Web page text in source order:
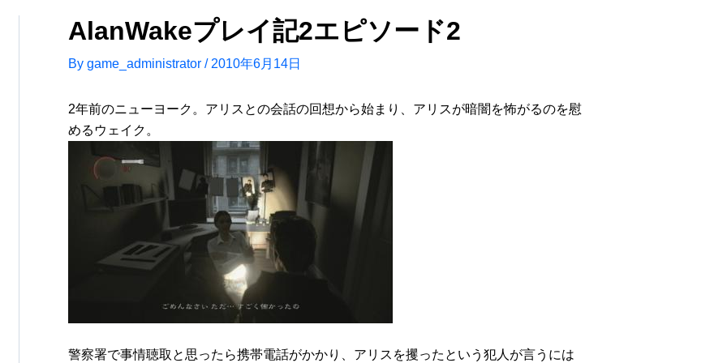
AlanWakeプレイ記2エピソード2
By game_administrator / 2010年6月14日
2年前のニューヨーク。アリスとの会話の回想から始まり、アリスが暗闇を怖がるのを慰
めるウェイク。
警察署で事情聴取と思ったら携帯電話がかかり、アリスを攫ったという犯人が言うには